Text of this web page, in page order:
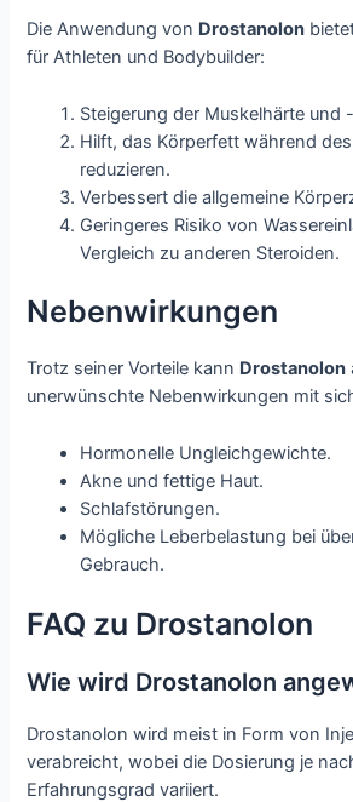
Die Anwendung von Drostanolon
für Athleten und Bodybuilder:
Steigerung der Muskelhärte und
Hilft, das Körperfett während
reduzieren.
Verbessert die allgemeine
Geringeres Risiko von
Vergleich zu anderen Steroiden.
Nebenwirkungen
Trotz seiner Vorteile kann Drostanolon
unerwünschte Nebenwirkungen mit
Hormonelle Ungleichgewichte.
Akne und fettige Haut.
Schlafstörungen.
Mögliche Leberbelastung bei
Gebrauch.
FAQ zu Drostanolon
Wie wird Drostanolon
Drostanolon wird meist in Form von
verabreicht, wobei die Dosierung je
Erfahrungsgrad variiert.